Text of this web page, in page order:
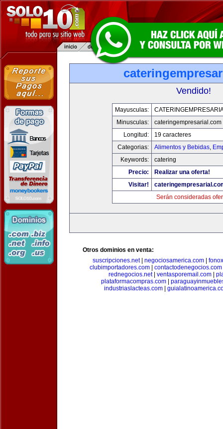
Vendido!
Mayusculas:
Minusculas:
cateringempresarial.com
Longitud:
19 caracteres
Categorias:
Alimentos y Bebidas,
Keywords:
catering
Precio:
Realizar una oferta!
Visitar!
Serán consideradas
Otros dominios en venta:
suscripciones.net| negociosamerica.com|
clubimportadores.com
contactodenegocios.com
rednegocios.net| ventasporemail.com
plataformacompras.com
industriaslacteas.com